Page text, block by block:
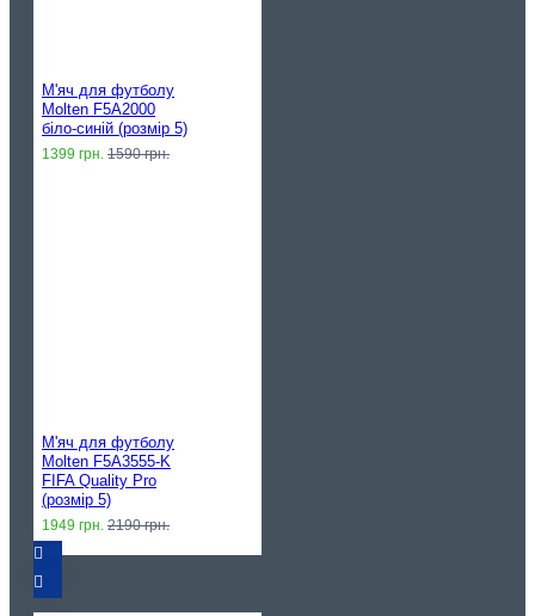
М'яч для футболу
Molten F5A2000
біло-синій (розмір 5)
1399 грн. 1590 грн.
М'яч для футболу
Molten F5A3555-K
FIFA Quality Pro
(розмір 5)
1949 грн. 2190 грн.